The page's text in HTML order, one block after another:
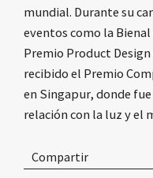
mundial. Durante su
eventos como la Bienal
Premio Product
recibido el Premio
en Singapur, donde
relación con la luz y el
Compartir